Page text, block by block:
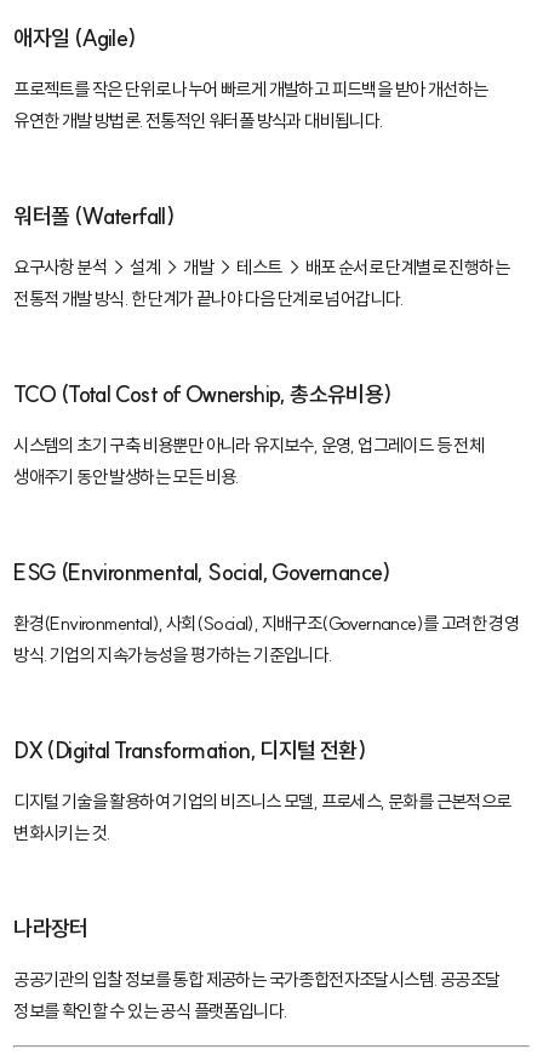
애자일 (Agile)
프로젝트를 작은 단위로 나누어 빠르게 개발하고 피드백을 받아 개선하는
유연한 개발 방법론. 전통적인 워터폴 방식과 대비됩니다.
워터폴 (Waterfall)
요구사항 분석 → 설계 → 개발 → 테스트 → 배포 순서로 단계별로 진행하는
전통적 개발 방식. 한 단계가 끝나야 다음 단계로 넘어갑니다.
TCO (Total Cost of Ownership, 총소유비용)
시스템의 초기 구축 비용뿐만 아니라 유지보수, 운영, 업그레이드 등 전체
생애주기 동안 발생하는 모든 비용.
ESG (Environmental, Social, Governance)
환경(Environmental), 사회(Social), 지배구조(Governance)를 고려한 경영
방식. 기업의 지속가능성을 평가하는 기준입니다.
DX (Digital Transformation, 디지털 전환)
디지털 기술을 활용하여 기업의 비즈니스 모델, 프로세스, 문화를 근본적으로
변화시키는 것.
나라장터
공공기관의 입찰 정보를 통합 제공하는 국가종합전자조달시스템. 공공조달
정보를 확인할 수 있는 공식 플랫폼입니다.